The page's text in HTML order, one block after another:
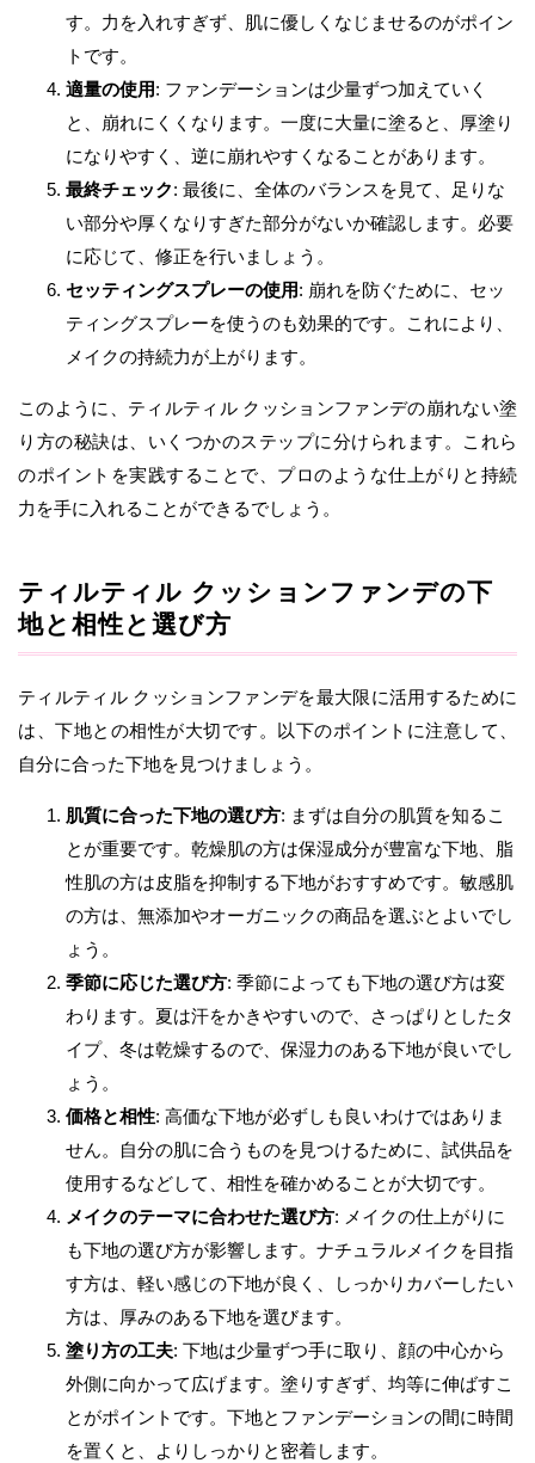
す。力を入れすぎず、肌に優しくなじませるのがポイン
トです。
適量の使用: ファンデーションは少量ずつ加えていく
と、崩れにくくなります。一度に大量に塗ると、厚塗り
になりやすく、逆に崩れやすくなることがあります。
最終チェック: 最後に、全体のバランスを見て、足りな
い部分や厚くなりすぎた部分がないか確認します。必要
に応じて、修正を行いましょう。
セッティングスプレーの使用: 崩れを防ぐために、セッ
ティングスプレーを使うのも効果的です。これにより、
メイクの持続力が上がります。
このように、ティルティル クッションファンデの崩れない塗
り方の秘訣は、いくつかのステップに分けられます。これら
のポイントを実践することで、プロのような仕上がりと持続
力を手に入れることができるでしょう。
ティルティル クッションファンデの下
地と相性と選び方
ティルティル クッションファンデを最大限に活用するために
は、下地との相性が大切です。以下のポイントに注意して、
自分に合った下地を見つけましょう。
肌質に合った下地の選び方: まずは自分の肌質を知るこ
とが重要です。乾燥肌の方は保湿成分が豊富な下地、脂
性肌の方は皮脂を抑制する下地がおすすめです。敏感肌
の方は、無添加やオーガニックの商品を選ぶとよいでし
ょう。
季節に応じた選び方: 季節によっても下地の選び方は変
わります。夏は汗をかきやすいので、さっぱりとしたタ
イプ、冬は乾燥するので、保湿力のある下地が良いでし
ょう。
価格と相性: 高価な下地が必ずしも良いわけではありま
せん。自分の肌に合うものを見つけるために、試供品を
使用するなどして、相性を確かめることが大切です。
メイクのテーマに合わせた選び方: メイクの仕上がりに
も下地の選び方が影響します。ナチュラルメイクを目指
す方は、軽い感じの下地が良く、しっかりカバーしたい
方は、厚みのある下地を選びます。
塗り方の工夫: 下地は少量ずつ手に取り、顔の中心から
外側に向かって広げます。塗りすぎず、均等に伸ばすこ
とがポイントです。下地とファンデーションの間に時間
を置くと、よりしっかりと密着します。